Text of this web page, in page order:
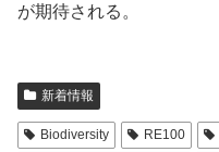
が期待される。
新着情報
Biodiversity RE100